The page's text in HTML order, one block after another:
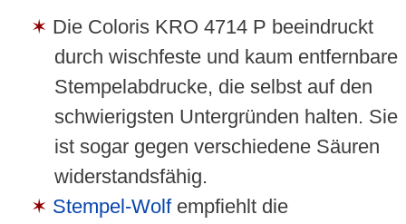
Die Coloris KRO 4714 P beeindruckt
durch wischfeste und kaum entfernbare
Stempelabdrucke, die selbst auf den
schwierigsten Untergründen halten. Sie
ist sogar gegen verschiedene Säuren
widerstandsfähig.
Stempel-Wolfempfiehlt die